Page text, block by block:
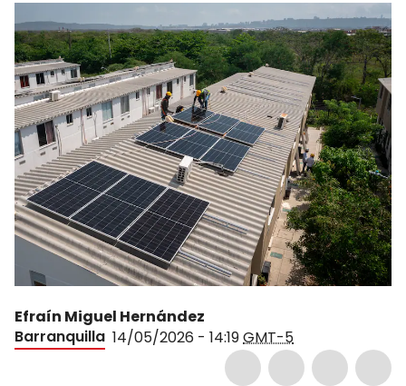
Efraín Miguel Hernández
Barranquilla 14/05/2026 - 14:19GMT-5